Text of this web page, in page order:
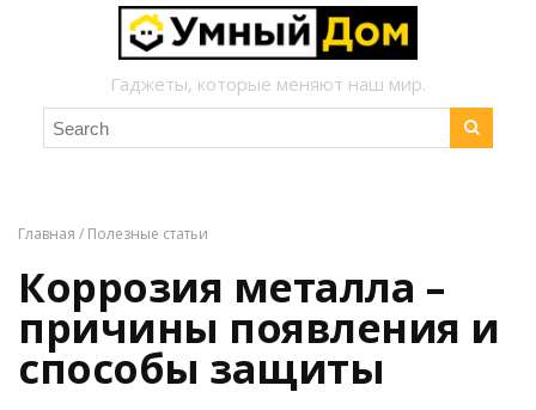
Гаджеты, которые меняют наш мир.
Главная / Полезные статьи
Коррозия металла –
причины появления и
способы защиты